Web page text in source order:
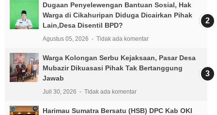
Dugaan Penyelewengan Bantuan Sosial, Hak
Warga di Cikahuripan Diduga Dicairkan Pihak
Lain,Desa Disentil BPD?
Agustus 05, 2026 Tidak ada komentar
Warga Kolongan Serbu Kejaksaan, Pasar Desa
Mubazir Dikuasasi Pihak Tak Bertanggung
Jawab
Juli 30, 2026 Tidak ada komentar
Harimau Sumatra Bersatu (HSB) DPC Kab OKI